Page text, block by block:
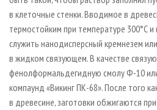
в клеточные стенки. Вводимое в
термостойким при температуре 300°С
служить нанодисперсный кремнезем
в жидком связующем. В качестве
фенолформальдегидную смолу Ф-10
компаунд «Викинг ПК-68». После того
в древесине, заготовки обжигаются